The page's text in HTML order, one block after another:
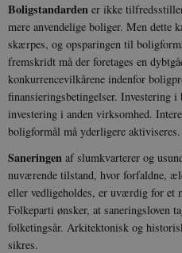
Boligstandarden er ikke
mere anvendelige boliger. Men dette
skærpes, og opsparingen til
fremskridt må der foretages en
konkurrencevilkårene indenfor
finansieringsbetingelser. Investering
investering i anden virksomhed.
boligformål må yderligere aktiviseres.
Saneringen af slumkvarterer og
nuværende tilstand, hvor forfaldne,
eller vedligeholdes, er uværdig for et
Folkeparti ønsker, at saneringsloven
folketingsår. Arkitektonisk og
sikres.